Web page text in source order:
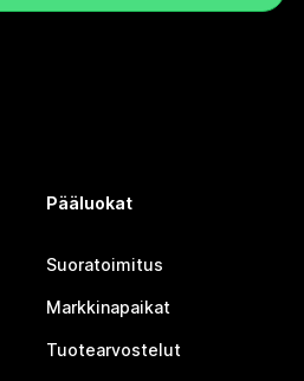
Pääluokat
Suoratoimitus
Markkinapaikat
Tuotearvostelut